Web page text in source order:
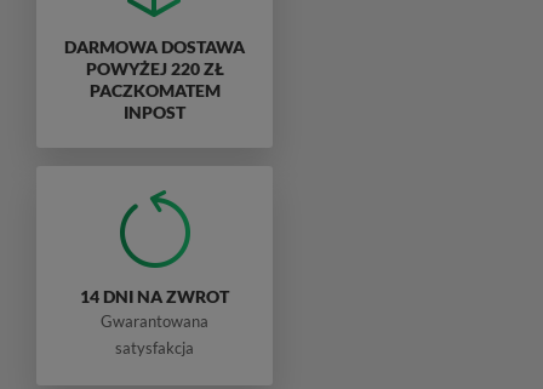
DARMOWA DOSTAWA
POWYŻEJ 220 ZŁ
PACZKOMATEM
INPOST
14 DNI NA ZWROT
Gwarantowana
satysfakcja